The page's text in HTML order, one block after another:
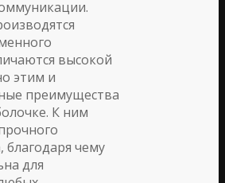
высокой
этим и
преимущества
К ним
благодаря чему
для